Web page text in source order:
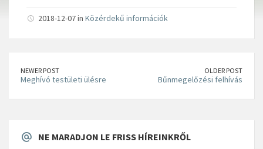
2018-12-07 in Közérdekű információk
NEWER POST
Meghívó testületi ülésre
OLDER POST
Bűnmegelőzési felhívás
NE MARADJON LE FRISS HÍREINKRŐL